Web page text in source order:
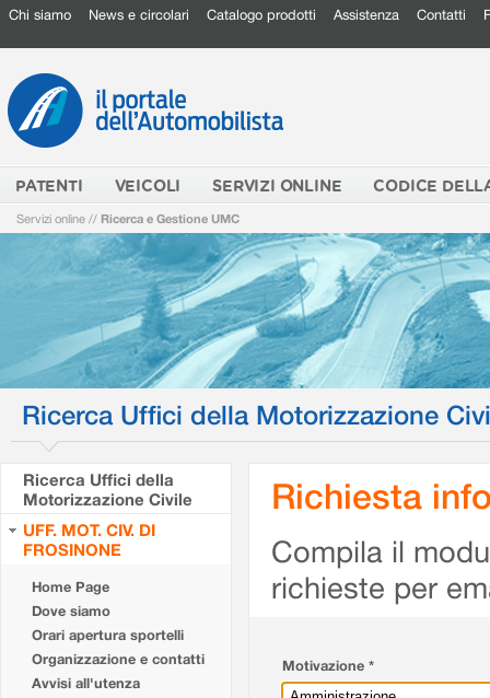
Chi siamo News e circolari Catalogo prodotti Assistenza Contatti
PATENTI VEICOLI SERVIZI ONLINE CODICE
Servizi online // Ricerca e Gestione UMC
Ricerca Uffici della Motorizzazione
Ricerca Uffici della
Motorizzazione Civile
UFF. MOT. CIV. DI
FROSINONE
Home Page
Dove siamo
Orari apertura sportelli
Organizzazione e contatti
Avvisi all'utenza
Richiesta
Compila il
richieste per
Motivazione *